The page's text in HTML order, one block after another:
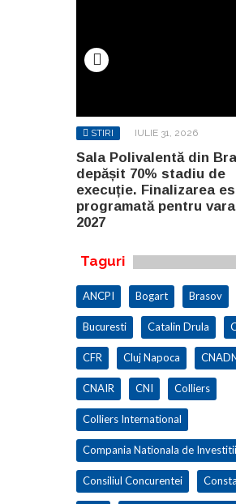
STIRI IULIE 31, 2026
Sala Polivalentă din
depășit 70% stadiu de
execuție. Finalizarea
programată pentru
2027
Taguri
ANCPI Bogart Brasov
Bucuresti Catalin Drula
CFR Cluj Napoca
CNAIR CNI Colliers
Colliers International
Compania Nationala de Investitii
Consiliul Concurentei